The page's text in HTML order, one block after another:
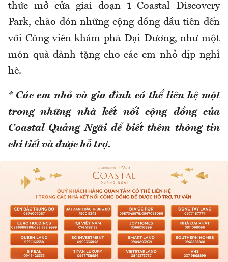
thức mở cửa giai đoạn 1 Coastal Discovery
Park, chào đón những cộng đồng đầu tiên đến
với Công viên khám phá Đại Dương, như một
món quà dành tặng cho các em nhỏ dịp nghỉ
hè.
* Các em nhỏ và gia đình có thể liên hệ một
trong những nhà kết nối cộng đồng của
Coastal Quảng Ngãi để biết thêm thông tin
chi tiết và được hỗ trợ.